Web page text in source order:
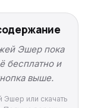
Эшер пока
бесплатно и
выше.
Эшер или скачать